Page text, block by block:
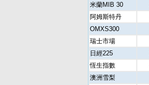
米蘭MIB 30
阿姆斯特丹
OMXS300
瑞士市場
日經225
恆生指數
澳洲雪梨